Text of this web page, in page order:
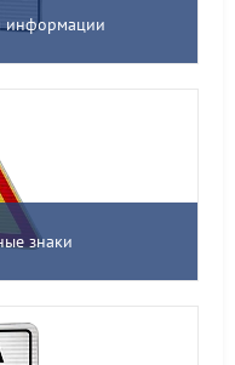
информации
знаки